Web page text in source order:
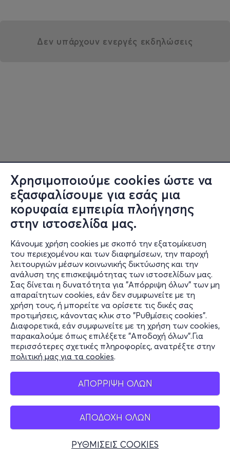
Χρησιμοποιούμε cookies ώστε να
εξασφαλίσουμε για εσάς μια
κορυφαία εμπειρία πλοήγησης
στην ιστοσελίδα μας.
Κάνουμε χρήση cookies με σκοπό την εξατομίκευση
του περιεχομένου και των διαφημίσεων, την παροχή
λειτουργιών μέσων κοινωνικής δικτύωσης και την
ανάλυση της επισκεψιμότητας των ιστοσελίδων μας.
Σας δίνεται η δυνατότητα για "Απόρριψη όλων" των μη
απαραίτητων cookies, εάν δεν συμφωνείτε με τη
χρήση τους, ή μπορείτε να ορίσετε τις δικές σας
προτιμήσεις, κάνοντας κλικ στο "Ρυθμίσεις cookies".
Διαφορετικά, εάν συμφωνείτε με τη χρήση των cookies,
παρακαλούμε όπως επιλέξετε "Αποδοχή όλων".Για
περισσότερες σχετικές πληροφορίες, ανατρέξτε στην
πολιτική μας για τα cookies.
ΑΠΟΡΡΙΨΗ ΟΛΩΝ
ΑΠΟΔΟΧΗ ΟΛΩΝ
ΡΥΘΜΙΣΕΙΣ COOKIES
Δεν υπάρχουν ενεργές εκδηλώσεις